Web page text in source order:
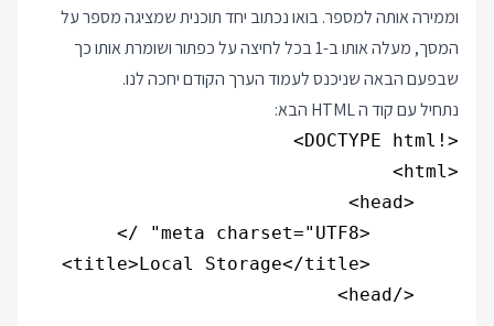
וממירה אותה למספר. בואו נכתוב יחד תוכנית שמציגה מספר על
המסך, מעלה אותו ב-1 בכל לחיצה על כפתור ושומרת אותו כך
שבפעם הבאה שניכנס לעמוד הערך הקודם יחכה לנו.
נתחיל עם קוד ה HTML הבא: